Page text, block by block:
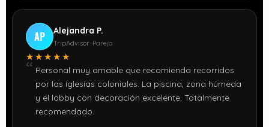
AP Alejandra P.
TripAdvisor· Pareja
★★★★★
Personal muy amable que recomienda recorridos
por las iglesias coloniales. La piscina, zona húmeda
y el lobby con decoración excelente. Totalmente
recomendado.